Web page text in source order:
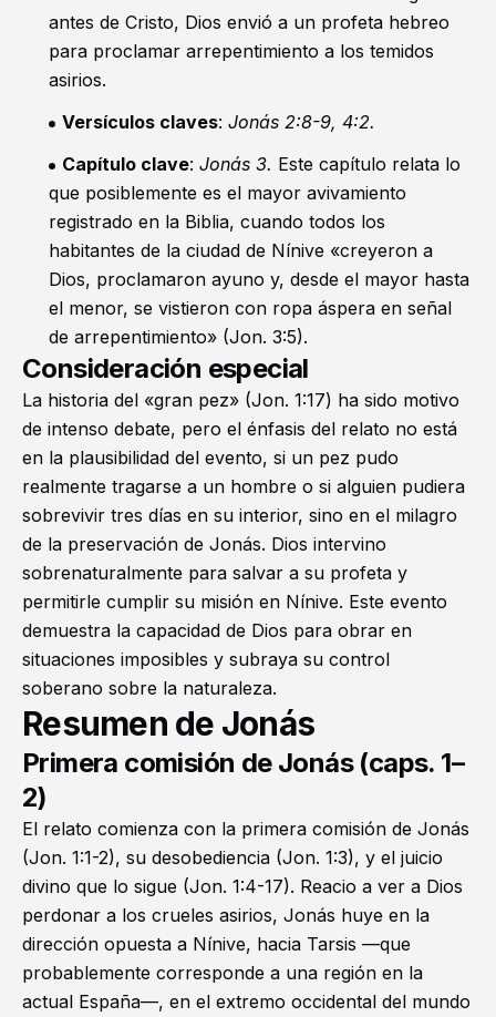
antes de Cristo, Dios envió a un profeta hebreo
para proclamar arrepentimiento a los temidos
asirios.
Versículos claves: Jonás 2:8-9, 4:2.
Capítulo clave: Jonás 3. Este capítulo relata lo
que posiblemente es el mayor avivamiento
registrado en la Biblia, cuando todos los
habitantes de la ciudad de Nínive «creyeron a
Dios, proclamaron ayuno y, desde el mayor hasta
el menor, se vistieron con ropa áspera en señal
de arrepentimiento» (Jon. 3:5).
Consideración especial
La historia del «gran pez» (Jon. 1:17) ha sido motivo
de intenso debate, pero el énfasis del relato no está
en la plausibilidad del evento, si un pez pudo
realmente tragarse a un hombre o si alguien pudiera
sobrevivir tres días en su interior, sino en el milagro
de la preservación de Jonás. Dios intervino
sobrenaturalmente para salvar a su profeta y
permitirle cumplir su misión en Nínive. Este evento
demuestra la capacidad de Dios para obrar en
situaciones imposibles y subraya su control
soberano sobre la naturaleza.
Resumen de Jonás
Primera comisión de Jonás (caps. 1–
2)
El relato comienza con la primera comisión de Jonás
(Jon. 1:1-2), su desobediencia (Jon. 1:3), y el juicio
divino que lo sigue (Jon. 1:4-17). Reacio a ver a Dios
perdonar a los crueles asirios, Jonás huye en la
dirección opuesta a Nínive, hacia Tarsis —que
probablemente corresponde a una región en la
actual España—, en el extremo occidental del mundo